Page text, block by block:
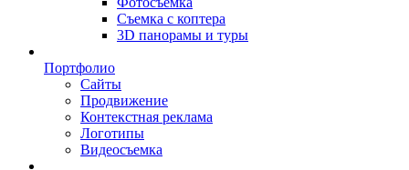
Съемка с коптера
3D панорамы и туры
Портфолио
Сайты
Продвижение
Контекстная реклама
Логотипы
Видеосъемка